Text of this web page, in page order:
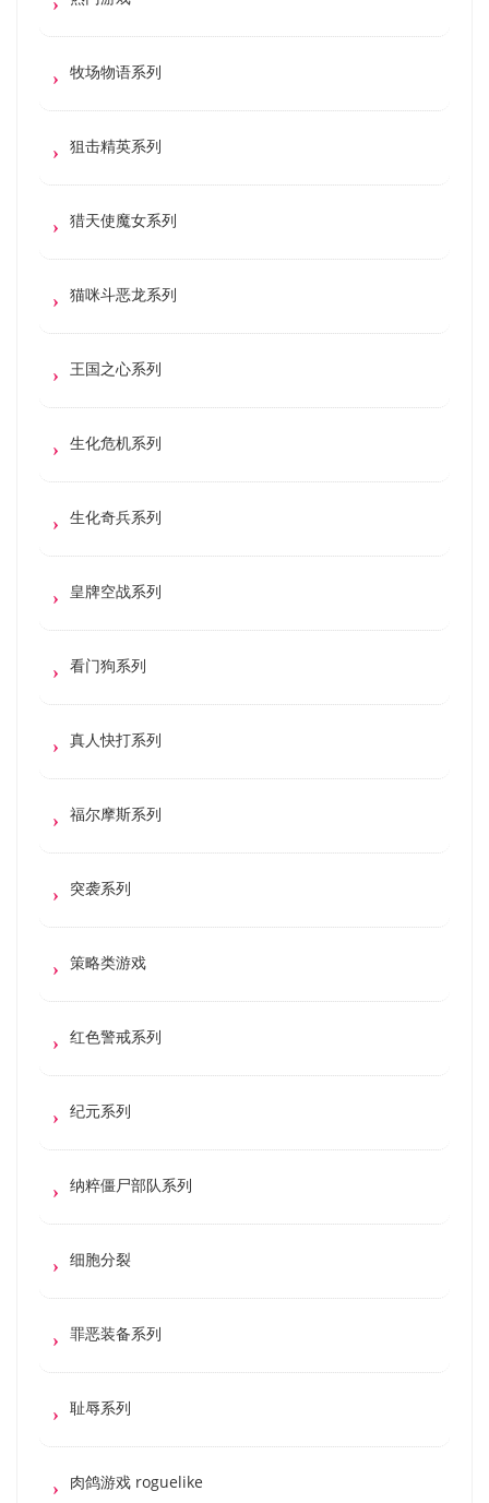
牧场物语系列
狙击精英系列
猎天使魔女系列
猫咪斗恶龙系列
王国之心系列
生化危机系列
生化奇兵系列
皇牌空战系列
看门狗系列
真人快打系列
福尔摩斯系列
突袭系列
策略类游戏
红色警戒系列
纪元系列
纳粹僵尸部队系列
细胞分裂
罪恶装备系列
耻辱系列
肉鸽游戏 roguelike